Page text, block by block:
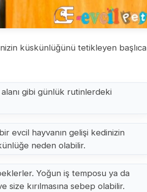
küskünlüğünü tetikleyen başlıca
alanı gibi günlük rutinlerdeki
evcil hayvanın gelişi kedinizin
neden olabilir.
Yoğun iş temposu ya da
kırılmasına sebep olabilir.